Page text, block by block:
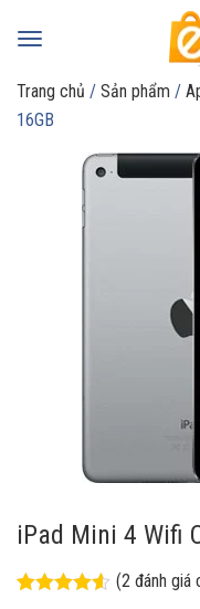
Toggle
Trang chủ / Sản phẩm /
16GB
iPad Mini 4 Wifi
(2 đánh giá